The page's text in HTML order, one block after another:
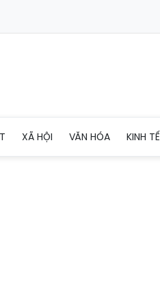
XÃ HỘI VĂN HÓA KINH TẾ